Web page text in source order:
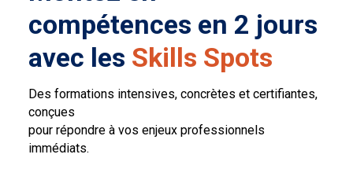
compétences en 2 jours
avec les Skills Spots
Des formations intensives, concrètes et certifiantes,
conçues
pour répondre à vos enjeux professionnels
immédiats.